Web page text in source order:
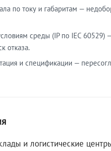
по току и габаритам —
среды (IP по IEC 60529)
отказа.
и спецификации —
и логистические